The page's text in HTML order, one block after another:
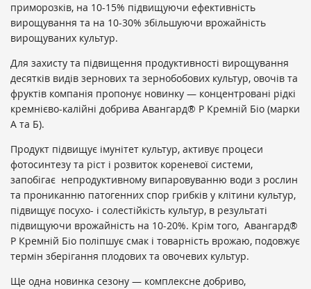
приморозків, на 10-15% підвищуючи ефективність
вирощування та на 10-30% збільшуючи врожайність
вирощуваних культур.
Для захисту та підвищення продуктивності вирощування
десятків видів зернових та зернобобових культур, овочів та
фруктів компанія пропонує новинку — концентровані рідкі
кремнієво-калійні добрива Авангард® Р Кремній Біо (марки
А та Б).
Продукт підвищує імунітет культур, активує процеси
фотосинтезу та ріст і розвиток кореневої системи,
запобігає непродуктивному випаровуванню води з рослин
та прониканню патогенних спор грибків у клітини культур,
підвищує посухо- і солестійкість культур, в результаті
підвищуючи врожайність на 10-20%. Крім того, Авангард®
Р Кремній Біо поліпшує смак і товарність врожаю, подовжує
термін зберігання плодових та овочевих культур.
Ще одна новинка сезону — комплексне добриво,